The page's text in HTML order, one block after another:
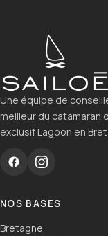
Une équipe de
meilleur du catamaran
exclusif Lagoon en
NOS BASES
Bretagne